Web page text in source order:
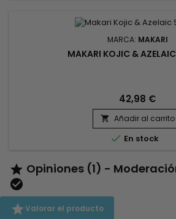
MARCA: MAKARI
MAKARI KOJIC &
42,98 €
 Añadir al carrito
 En stock
 Opiniones (1) -

Valorar el producto